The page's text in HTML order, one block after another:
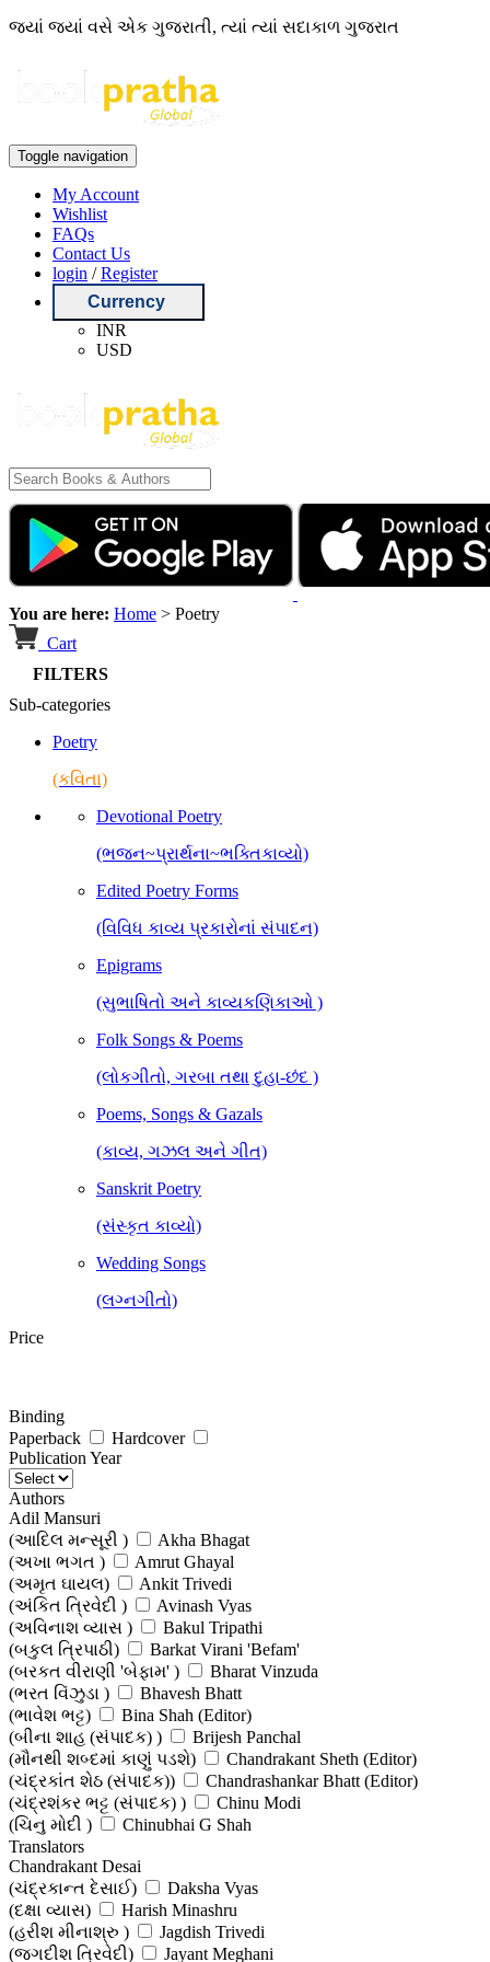
જ્યાં જ્યાં વસે એક ગુજરાતી, ત્યાં ત્યાં સદાકાળ ગુજરાત
Toggle navigation
My Account
Wishlist
FAQs
Contact Us
login /Register
Currency
INR
USD
You are here: Home > Poetry
Cart
FILTERS
Sub-categories
Poetry
(કવિતા)
Devotional Poetry
(ભજન~પ્રાર્થના~ભક્તિકાવ્યો)
Edited Poetry Forms
(વિવિધ કાવ્ય પ્રકારોનાં સંપાદન)
Epigrams
(સુભાષિતો અને કાવ્યકણિકાઓ )
Folk Songs & Poems
(લોકગીતો, ગરબા તથા દુહા-છંદ )
Poems, Songs & Gazals
(કાવ્ય, ગઝલ અને ગીત)
Sanskrit Poetry
(સંસ્કૃત કાવ્યો)
Wedding Songs
(લગ્નગીતો)
Price
Binding
Paperback
Hardcover
Publication Year
Authors
Adil Mansuri
(આદિલ મન્સૂરી )
Akha Bhagat
(અખા ભગત )
Amrut Ghayal
(અમૃત ઘાયલ)
Ankit Trivedi
(અંકિત ત્રિવેદી )
Avinash Vyas
(અવિનાશ વ્યાસ )
Bakul Tripathi
(બકુલ ત્રિપાઠી)
Barkat Virani 'Befam'
(બરકત વીરાણી 'બેફામ' )
Bharat Vinzuda
(ભરત વિંઝુડા )
Bhavesh Bhatt
(ભાવેશ ભટ્ટ)
Bina Shah (Editor)
(બીના શાહ (સંપાદક) )
Brijesh Panchal
(મૌનથી શબ્દમાં કાણું પડશે)
Chandrakant Sheth (Editor)
(ચંદ્રકાંત શેઠ (સંપાદક))
Chandrashankar Bhatt (Editor)
(ચંદ્રશંકર ભટ્ટ (સંપાદક) )
Chinu Modi
(ચિનુ મોદી )
Chinubhai G Shah
(ચીનુભાઈ ગી. શાહ )
(દલપત પઢીયાર )
(દામોદર બોટાદકર )
Dayaram
(દયારામ )
Dhaivat Trivedi
(ધૈવત ત્રિવેદી )
Dhirubhai Thakar (Editor)
(ધીરુભાઈ ઠાકર (સંપાદક))
Dhruv Bhatt
Translators
Chandrakant Desai
(ચંદ્રકાન્ત દેસાઈ)
Daksha Vyas
(દક્ષા વ્યાસ)
Harish Minashru
(હરીશ મીનાશ્રુ )
Jagdish Trivedi
(જગદીશ ત્રિવેદી)
Jayant Meghani